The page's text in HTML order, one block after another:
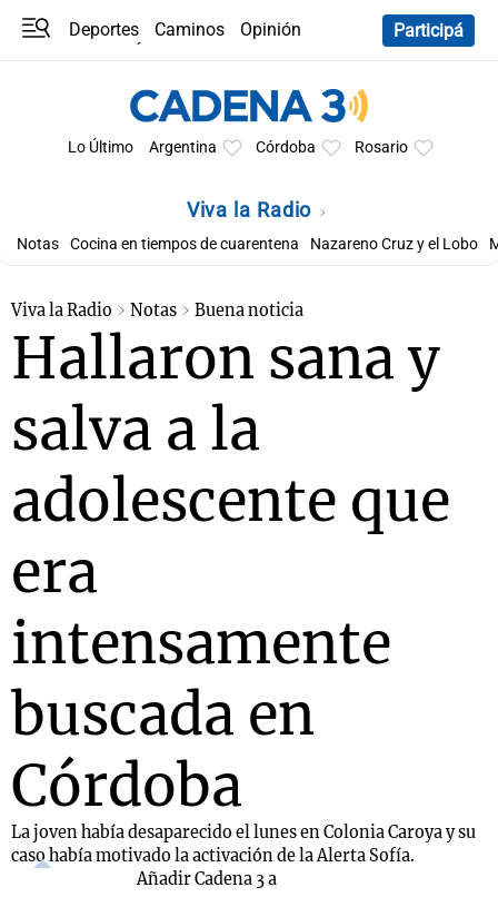
Deportes Caminos
Opinión
Participá
Lo Último Argentina Córdoba Rosario
Viva la Radio
Notas Cocina en tiempos de cuarentena Nazareno Cruz y el Lobo
Viva la Radio Notas Buena noticia
Hallaron sana y
salva a la
adolescente que
era
intensamente
buscada en
Córdoba
La joven había desaparecido el lunes en Colonia Caroya y su
caso había motivado la activación de la Alerta Sofía.
Añadir Cadena 3 a